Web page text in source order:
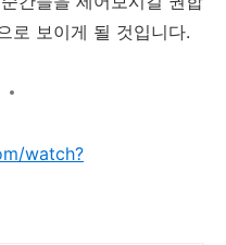
로 보이게 될 것입니다.
watch?